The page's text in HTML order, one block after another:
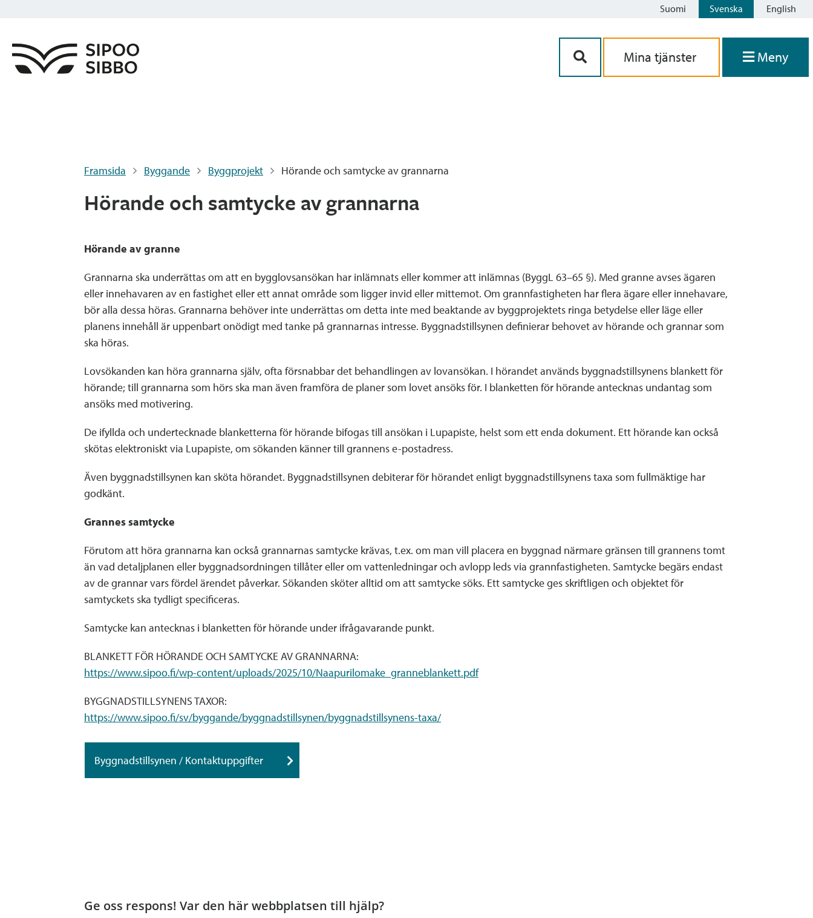
Suomi Svenska English
Mina tjänster Meny
Framsida Byggande Byggprojekt Hörande och samtycke av grannarna
Hörande och samtycke av grannarna
Hörande av granne
Grannarna ska underrättas om att en bygglovsansökan har inlämnats eller kommer att inlämnas (ByggL 63–65 §). Med granne avses ägaren
eller innehavaren av en fastighet eller ett annat område som ligger invid eller mittemot. Om grannfastigheten har flera ägare eller innehavare,
bör alla dessa höras. Grannarna behöver inte underrättas om detta inte med beaktande av byggprojektets ringa betydelse eller läge eller
planens innehåll är uppenbart onödigt med tanke på grannarnas intresse. Byggnadstillsynen definierar behovet av hörande och grannar som
ska höras.
Lovsökanden kan höra grannarna själv, ofta försnabbar det behandlingen av lovansökan. I hörandet används byggnadstillsynens blankett för
hörande; till grannarna som hörs ska man även framföra de planer som lovet ansöks för. I blanketten för hörande antecknas undantag som
ansöks med motivering.
De ifyllda och undertecknade blanketterna för hörande bifogas till ansökan i Lupapiste, helst som ett enda dokument. Ett hörande kan också
skötas elektroniskt via Lupapiste, om sökanden känner till grannens e-postadress.
Även byggnadstillsynen kan sköta hörandet. Byggnadstillsynen debiterar för hörandet enligt byggnadstillsynens taxa som fullmäktige har
godkänt.
Grannes samtycke
Förutom att höra grannarna kan också grannarnas samtycke krävas, t.ex. om man vill placera en byggnad närmare gränsen till grannens tomt
än vad detaljplanen eller byggnadsordningen tillåter eller om vattenledningar och avlopp leds via grannfastigheten. Samtycke begärs endast
av de grannar vars fördel ärendet påverkar. Sökanden sköter alltid om att samtycke söks. Ett samtycke ges skriftligen och objektet för
samtyckets ska tydligt specificeras.
Samtycke kan antecknas i blanketten för hörande under ifrågavarande punkt.
BLANKETT FÖR HÖRANDE OCH SAMTYCKE AV GRANNARNA:
https://www.sipoo.fi/wp-content/uploads/2025/10/Naapurilomake_granneblankett.pdf
BYGGNADSTILLSYNENS TAXOR:
https://www.sipoo.fi/sv/byggande/byggnadstillsynen/byggnadstillsynens-taxa/
Byggnadstillsynen / Kontaktuppgifter
Ge oss respons! Var den här webbplatsen till hjälp?